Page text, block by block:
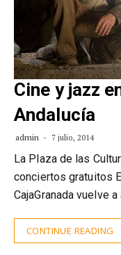
Cine y jazz
Andalucía
admin 7 julio, 2014
La Plaza de las
conciertos gratuitos
CajaGranada vuelve
CONTINUE READING